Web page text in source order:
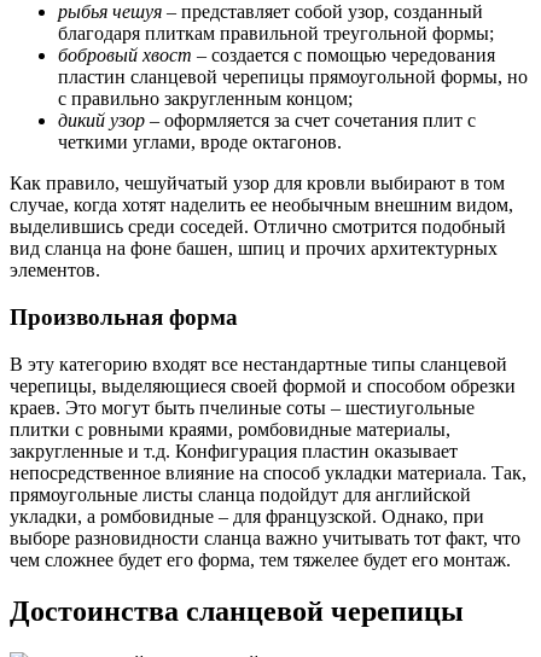
рыбья чешуя – представляет собой узор, созданный
благодаря плиткам правильной треугольной формы;
бобровый хвост – создается с помощью чередования
пластин сланцевой черепицы прямоугольной формы, но
с правильно закругленным концом;
дикий узор – оформляется за счет сочетания плит с
четкими углами, вроде октагонов.
Как правило, чешуйчатый узор для кровли выбирают в том
случае, когда хотят наделить ее необычным внешним видом,
выделившись среди соседей. Отлично смотрится подобный
вид сланца на фоне башен, шпиц и прочих архитектурных
элементов.
Произвольная форма
В эту категорию входят все нестандартные типы сланцевой
черепицы, выделяющиеся своей формой и способом обрезки
краев. Это могут быть пчелиные соты – шестиугольные
плитки с ровными краями, ромбовидные материалы,
закругленные и т.д. Конфигурация пластин оказывает
непосредственное влияние на способ укладки материала. Так,
прямоугольные листы сланца подойдут для английской
укладки, а ромбовидные – для французской. Однако, при
выборе разновидности сланца важно учитывать тот факт, что
чем сложнее будет его форма, тем тяжелее будет его монтаж.
Достоинства сланцевой черепицы